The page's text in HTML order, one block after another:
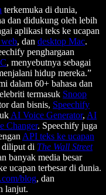
terkemuka di dunia,
dan didukung oleh lebih
aplikasi teks ke ucapan
, dan desktop Mac.
penghargaan
, menyebutnya sebagai
hidup mereka.”
dalam 60+ bahasa dan
termasuk Snoop
dan bisnis, Speechify
AI Voice Generator, AI
Changer. Speechify juga
API teks ke ucapan
diliput di The Wall Street
banyak media besar
ucapan terbesar di dunia.
blog, dan
lanjut.